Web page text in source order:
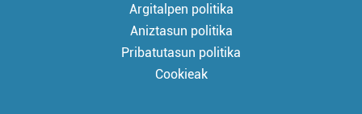
Argitalpen politika
Aniztasun politika
Pribatutasun politika
Cookieak